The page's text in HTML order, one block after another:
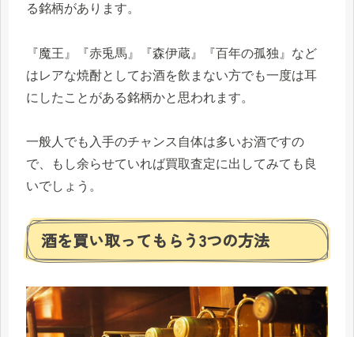
る銘柄があります。
『魔王』『赤兎馬』『森伊蔵』『百年の孤独』など
はレアな焼酎としてお酒を飲まない方でも一度は耳
にしたことがある銘柄かと思われます。
一般人でも入手のチャンス自体は多いお酒ですの
で、もし余らせていれば買取査定に出してみても良
いでしょう。
酒を買い取ってもらう3つの方法